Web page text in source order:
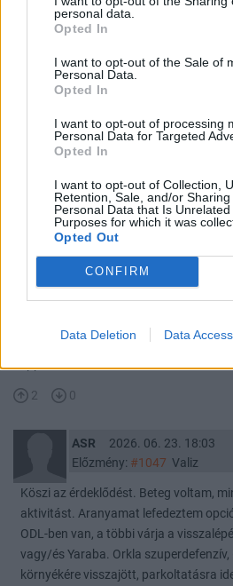
personal data.
Opted In
I want to opt-out of the Sale of
Personal Data.
Opted In
I want to opt-out of processing
Personal Data for Targeted
Opted In
I want to opt-out of Collection,
Retention, Sale, and/or
Personal Data that Is
Purposes for which it was
Opted Out
CONFIRM
Data Deletion Data Access
Igen, eltűntem. Beteg voltam, a
piacon, és nem volt energiám írni,
sajátomra nem mindig, mert lapozni
ASR
Szerintem az írás túlságosan
fontosabb elemeket, miközben
Iránnak nem lehet atomfegyvere – ez
világnak. Szaddámot sem a
hanem a könnyen kitermelhető olaj
amerikai kötvények állománya
bukó lett a hosszú Treasury. Az arany
épp mindenki szív, aki abban halmoz
2 0
ASR
2026. 06. 23. 18:03
Előzmény: #1047 Valiz
Köszi az érdeklődést. Beteg voltam,
aktivitást. Aranyamat lefedeztem
ODL-ben van, a többi várja a
vagy/és Yaraba. Orkla
környékére visszajött, parkoltatásra